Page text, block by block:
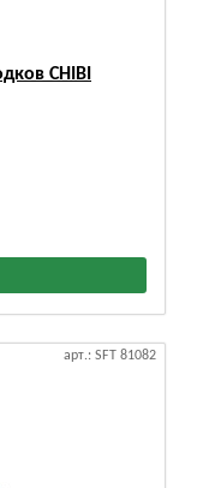
CHIBI
арт.: SFT 81082